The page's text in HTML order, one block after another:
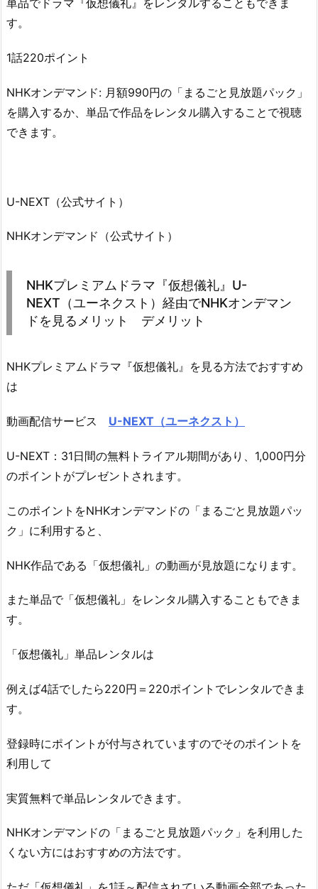
単品でドラマ『仮想儀礼』をレンタルすることもできま
す。
1話220ポイント
NHKオンデマンド: 月額990円の「まるごと見放題パック」
を購入するか、単品で作品をレンタル購入することで視聴
できます。
U-NEXT（公式サイト）
NHKオンデマンド（公式サイト）
NHKプレミアムドラマ『仮想儀礼』U-
NEXT（ユーネクスト）経由でNHKオンデマン
ドを見るメリット デメリット
NHKプレミアムドラマ『仮想儀礼』を見る方法でおすすめ
は
動画配信サービス U-NEXT（ユーネクスト）
U-NEXT：31日間の無料トライアル期間があり、1,000円分
のポイントがプレゼントされます。
このポイントをNHKオンデマンドの「まるごと見放題パッ
ク」に利用すると、
NHK作品である「仮想儀礼」の動画が見放題になります。
また単品で「仮想儀礼」をレンタル購入することもできま
す。
「仮想儀礼」単品レンタルは
例えば4話でしたら220円＝220ポイントでレンタルできま
す。
登録時にポイントが付与されていますのでそのポイントを
利用して
実質無料で単品レンタルできます。
NHKオンデマンドの「まるごと見放題パック」を利用した
くない方にはおすすめの方法です。